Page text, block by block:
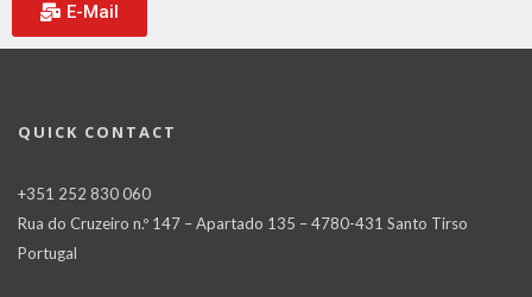
E-Mail
QUICK CONTACT
+351 252 830 060
Rua do Cruzeiro n.º 147 – Apartado 135 – 4780-431 Santo Tirso
Portugal